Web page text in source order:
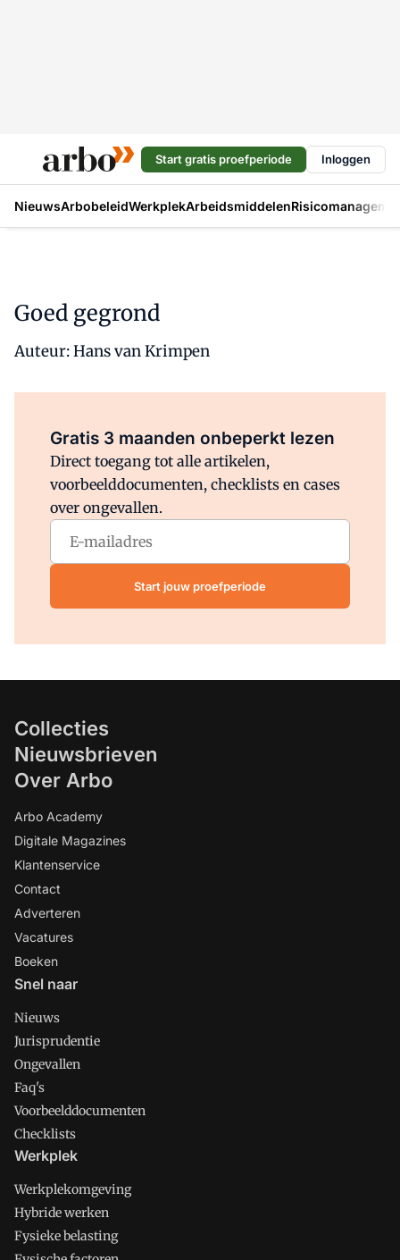
Start gratis proefperiode Inloggen
NieuwsArbobeleidWerkplekArbeidsmiddelen
Goed gegrond
Auteur: Hans van Krimpen
Gratis 3 maanden onbeperkt lezen
Direct toegang tot alle artikelen,
voorbeelddocumenten, checklists en cases
over ongevallen.
Start jouw proefperiode
Collecties
Nieuwsbrieven
Over Arbo
Arbo Academy
Digitale Magazines
Klantenservice
Contact
Adverteren
Vacatures
Boeken
Snel naar
Nieuws
Jurisprudentie
Ongevallen
Faq's
Voorbeelddocumenten
Checklists
Werkplek
Werkplekomgeving
Hybride werken
Fysieke belasting